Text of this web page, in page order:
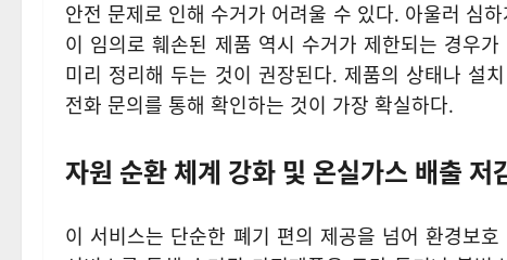
안전 문제로 인해 수거가 어려울 수 있다. 아울러 심
이 임의로 훼손된 제품 역시 수거가 제한되는 경우
미리 정리해 두는 것이 권장된다. 제품의 상태나 설
전화 문의를 통해 확인하는 것이 가장 확실하다.
자원 순환 체계 강화 및 온실가스 배출 저
이 서비스는 단순한 폐기 편의 제공을 넘어 환경보